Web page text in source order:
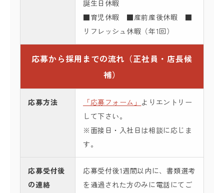
誕生日休暇
■育児休暇 ■産前産後休暇 ■
リフレッシュ休暇（年1回）
応募から採用までの流れ（正社員・店長候
補）
応募方法 「応募フォーム」 よりエントリー
して下さい。
※面接日・入社日は相談に応じま
す。
応募受付後
の連絡
応募受付後1週間以内に、書類選考
を通過された方のみに電話にてご